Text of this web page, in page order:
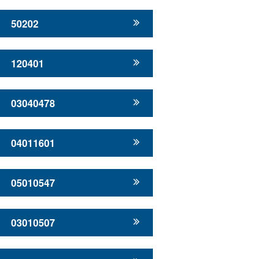
50202
120401
03040478
04011601
05010547
03010507